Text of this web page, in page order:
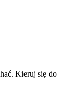
Kieruj się do